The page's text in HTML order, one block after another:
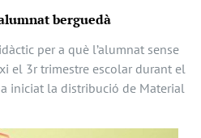
berguedà
per a què l’alumnat sense
el 3r trimestre escolar durant el
iniciat la distribució de Material